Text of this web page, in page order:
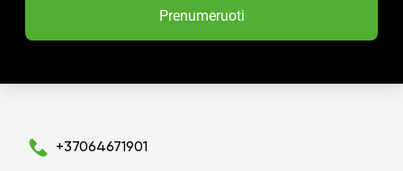
Prenumeruoti
+37064671901